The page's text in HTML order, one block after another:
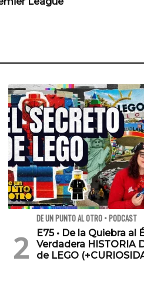
DE UN PUNTO AL OTRO • PODCAST
E75 • De la Quiebra al
Verdadera HISTORIA
de LEGO